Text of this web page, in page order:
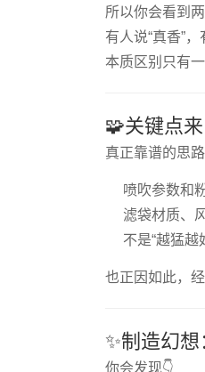
所以你会看到
有人说“真香”，
本质区别只有一
🧩关键点
真正靠谱的思路
喷吹参数和
滤袋材质、
不是“越猛越
也正因如此，
✨制造幻
你会发现👇